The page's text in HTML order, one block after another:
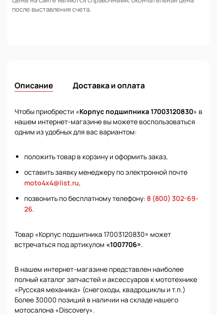
после выставления счета.
Описание Доставка и оплата
Чтобы приобрести «Корпус подшипника 17003120830» в
нашем интернет-магазине вы можете воспользоваться
одним из удобных для вас вариантом:
положить товар в корзину и оформить заказ,
оставить заявку менеджеру по электронной почте
moto4x4@list.ru,
позвонить по бесплатному телефону: 8 (800) 302-69-
26.
Товар «Корпус подшипника 17003120830» может
встречаться под артикулом «1007706».
В нашем интернет-магазине представлен наиболее
полный каталог запчастей и аксессуаров к мототехнике
«Русская механика» (снегоходы, квадроциклы и т.п.)
Более 30000 позиций в наличии на складе нашего
мотосалона «Discovery».